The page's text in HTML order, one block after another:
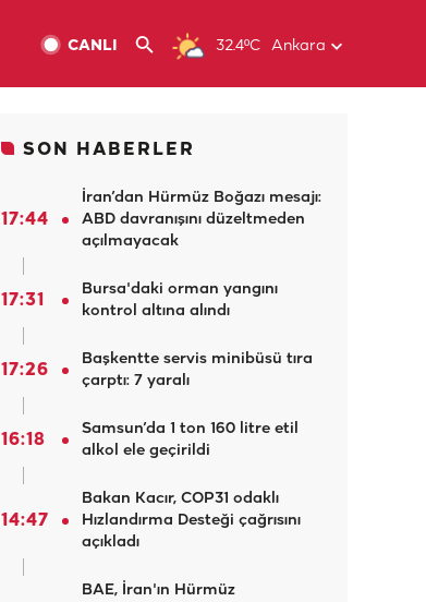
32.4ºC Ankara
CANLI
SON HABERLER
17:44
İran’dan Hürmüz Boğazı mesajı:
ABD davranışını düzeltmeden
açılmayacak
17:31
Bursa'daki orman yangını
kontrol altına alındı
17:26
Başkentte servis minibüsü tıra
çarptı: 7 yaralı
16:18
Samsun’da 1 ton 160 litre etil
alkol ele geçirildi
14:47
Bakan Kacır, COP31 odaklı
Hızlandırma Desteği çağrısını
açıkladı
BAE, İran'ın Hürmüz